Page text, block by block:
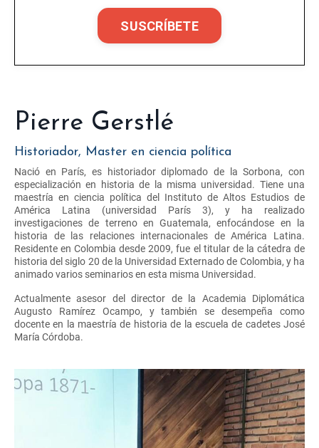
SUSCRÍBETE
Pierre Gerstlé
Historiador, Master en ciencia política
Nació en París, es historiador diplomado de la Sorbona, con
especialización en historia de la misma universidad. Tiene una
maestría en ciencia política del Instituto de Altos Estudios de
América Latina (universidad París 3), y ha realizado
investigaciones de terreno en Guatemala, enfocándose en la
historia de las relaciones internacionales de América Latina.
Residente en Colombia desde 2009, fue el titular de la cátedra de
historia del siglo 20 de la Universidad Externado de Colombia, y ha
animado varios seminarios en esta misma Universidad.
Actualmente asesor del director de la Academia Diplomática
Augusto Ramírez Ocampo, y también se desempeña como
docente en la maestría de historia de la escuela de cadetes José
María Córdoba.